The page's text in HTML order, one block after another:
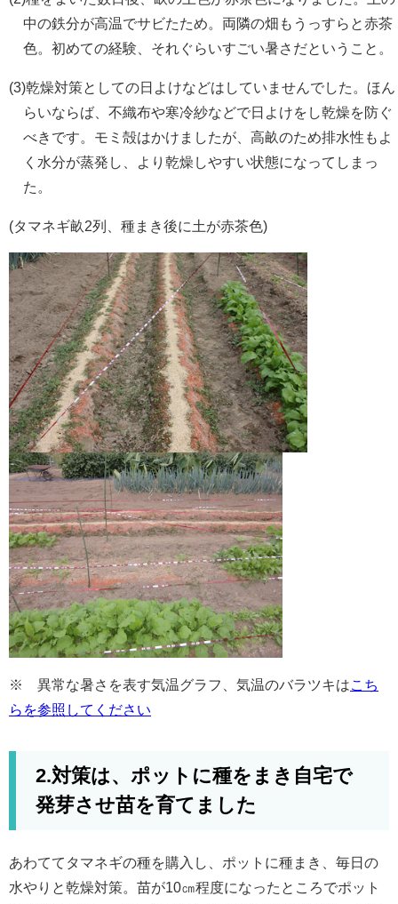
中の鉄分が高温でサビたため。両隣の畑もうっすらと赤茶
色。初めての経験、それぐらいすごい暑さだということ。
(3)乾燥対策としての日よけなどはしていませんでした。ほん
らいならば、不織布や寒冷紗などで日よけをし乾燥を防ぐ
べきです。モミ殻はかけましたが、高畝のため排水性もよ
く水分が蒸発し、より乾燥しやすい状態になってしまっ
た。
(タマネギ畝2列、種まき後に土が赤茶色)
※ 異常な暑さを表す気温グラフ、気温のバラツキは こち
らを参照してください
2.対策は、ポットに種をまき自宅で
発芽させ苗を育てました
あわててタマネギの種を購入し、ポットに種まき、毎日の
水やりと乾燥対策。苗が10㎝程度になったところでポット